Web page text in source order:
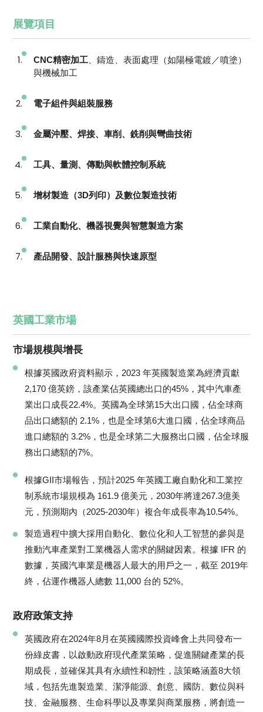
展覽項目
CNC精密加工 、鑄造、表面處理（如陽極電鍍／噴塗）
與機械加工
電子組件與組裝服務
金屬沖壓、焊接、車削、銑削與彎曲技術
工具、量測、傳動與軟體控制系統
增材製造（3D列印）及數位製造技術
工業自動化、機器視覺與智慧製造方案
產品開發、設計服務與快速原型
英國工業市場
市場規模與增長
根據英國政府資料顯示，2023 年英國製造業為經濟貢獻
2,170 億英鎊，該產業佔英國總出口的45%，其中汽車產
業出口成長22.4%。英國為全球第15大出口國，佔全球商
品出口總額的 2.1%，也是全球第6大進口國，佔全球商品
進口總額的 3.2%，也是全球第二大服務出口國，佔全球服
務出口總額的7%。
根據GII市場報告，預計2025 年英國工廠自動化和工業控
制系統市場規模為 161.9 億美元，2030年將達267.3億美
元，預測期內（2025-2030年）複合年成長率為10.54%。
製造過程中擴大採用自動化、數位化和人工智慧的參與是
推動汽車產業對工業機器人需求的關鍵因素。根據 IFR 的
數據，英國汽車業是機器人最大的用戶之一，截至 2019年
終，佔運作機器人總數 11,000 台的 52%。
政府政策支持
英國政府在2024年8月在英國國際投資峰會上共同發布一
份綠皮書，以啟動政府現代產業策略，促進關鍵產業的長
期成長，並確保其具有永續性和韌性，該策略涵蓋8大領
域，包括先進製造業、潔淨能源、創意、國防、數位與科
技、金融服務、生命科學以及專業與商業服務，將創造一